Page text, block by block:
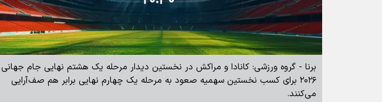
برنا - گروه ورزشی: کانادا و مراکش در نخستین دیدار مرحله یک‌ هشتم نهایی جام جهانی
۲۰۲۶ برای کسب نخستین سهمیه صعود به مرحله یک‌ چهارم نهایی برابر هم صف‌آرایی
می‌کنند.